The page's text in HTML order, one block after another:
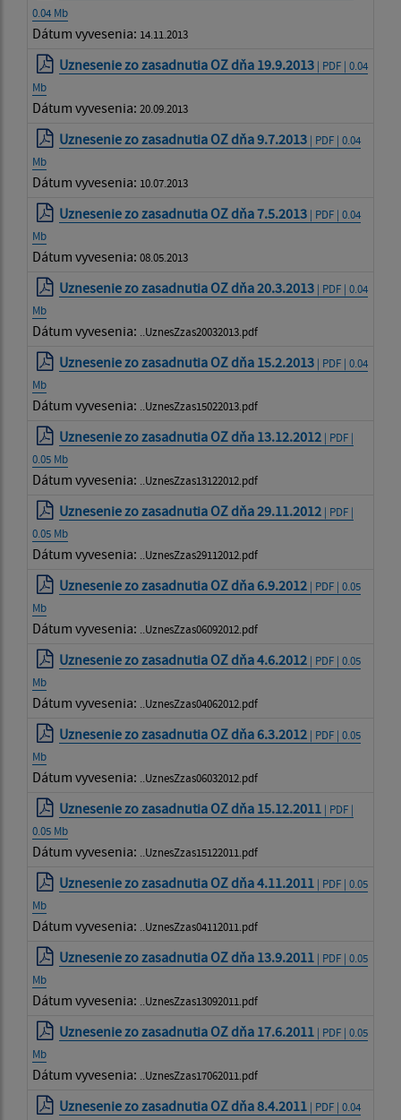
0.04 Mb
Dátum vyvesenia: 14.11.2013
Uznesenie zo zasadnutia OZ dňa 19.9.2013 | PDF | 0.04
Mb
Dátum vyvesenia: 20.09.2013
Uznesenie zo zasadnutia OZ dňa 9.7.2013 | PDF | 0.04
Mb
Dátum vyvesenia: 10.07.2013
Uznesenie zo zasadnutia OZ dňa 7.5.2013 | PDF | 0.04
Mb
Dátum vyvesenia: 08.05.2013
Uznesenie zo zasadnutia OZ dňa 20.3.2013 | PDF | 0.04
Mb
Dátum vyvesenia: ..UznesZzas20032013.pdf
Uznesenie zo zasadnutia OZ dňa 15.2.2013 | PDF | 0.04
Mb
Dátum vyvesenia: ..UznesZzas15022013.pdf
Uznesenie zo zasadnutia OZ dňa 13.12.2012 | PDF |
0.05 Mb
Dátum vyvesenia: ..UznesZzas13122012.pdf
Uznesenie zo zasadnutia OZ dňa 29.11.2012 | PDF |
0.05 Mb
Dátum vyvesenia: ..UznesZzas29112012.pdf
Uznesenie zo zasadnutia OZ dňa 6.9.2012 | PDF | 0.05
Mb
Dátum vyvesenia: ..UznesZzas06092012.pdf
Uznesenie zo zasadnutia OZ dňa 4.6.2012 | PDF | 0.05
Mb
Dátum vyvesenia: ..UznesZzas04062012.pdf
Uznesenie zo zasadnutia OZ dňa 6.3.2012 | PDF | 0.05
Mb
Dátum vyvesenia: ..UznesZzas06032012.pdf
Uznesenie zo zasadnutia OZ dňa 15.12.2011 | PDF |
0.05 Mb
Dátum vyvesenia: ..UznesZzas15122011.pdf
Uznesenie zo zasadnutia OZ dňa 4.11.2011 | PDF | 0.05
Mb
Dátum vyvesenia: ..UznesZzas04112011.pdf
Uznesenie zo zasadnutia OZ dňa 13.9.2011 | PDF | 0.05
Mb
Dátum vyvesenia: ..UznesZzas13092011.pdf
Uznesenie zo zasadnutia OZ dňa 17.6.2011 | PDF | 0.05
Mb
Dátum vyvesenia: ..UznesZzas17062011.pdf
Uznesenie zo zasadnutia OZ dňa 8.4.2011 | PDF | 0.04